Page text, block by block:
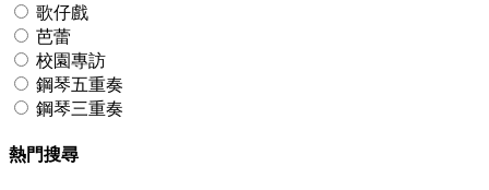
歌仔戲
芭蕾
校園專訪
鋼琴五重奏
鋼琴三重奏
熱門搜尋